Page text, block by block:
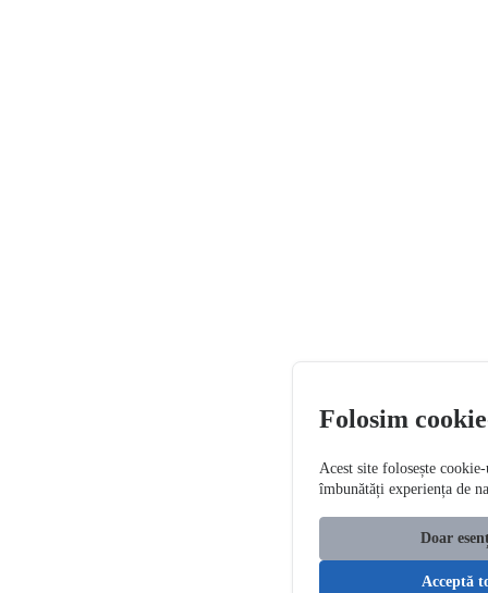
Folosim
Acest site folosește
îmbunătăți experiența de
Doar
Acceptă